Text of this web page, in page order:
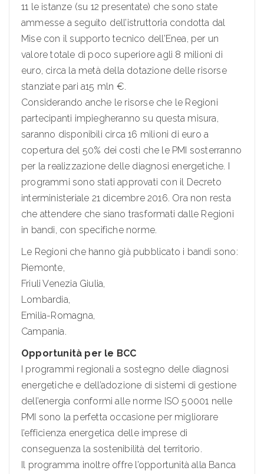
11 le istanze (su 12 presentate) che sono state
ammesse a seguito dell’istruttoria condotta dal
Mise con il supporto tecnico dell’Enea, per un
valore totale di poco superiore agli 8 milioni di
euro, circa la metà della dotazione delle risorse
stanziate pari a15 mln €.
Considerando anche le risorse che le Regioni
partecipanti impiegheranno su questa misura,
saranno disponibili circa 16 milioni di euro a
copertura del 50% dei costi che le PMI sosterranno
per la realizzazione delle diagnosi energetiche. I
programmi sono stati approvati con il Decreto
interministeriale 21 dicembre 2016. Ora non resta
che attendere che siano trasformati dalle Regioni
in bandi, con specifiche norme.
Le Regioni che hanno già pubblicato i bandi sono:
Piemonte,
Friuli Venezia Giulia,
Lombardia,
Emilia-Romagna,
Campania.
Opportunità per le BCC
I programmi regionali a sostegno delle diagnosi
energetiche e dell’adozione di sistemi di gestione
dell’energia conformi alle norme ISO 50001 nelle
PMI sono la perfetta occasione per migliorare
l’efficienza energetica delle imprese di
conseguenza la sostenibilità del territorio.
Il programma inoltre offre l’opportunità alla Banca